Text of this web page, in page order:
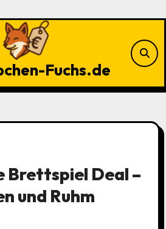
Fuchs.de
Brettspiel Deal –
und Ruhm